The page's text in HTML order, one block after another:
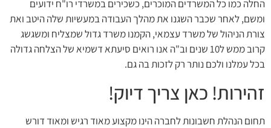
החלה כמו כל המשרדים המוכרים, כשכירים במשרדי רו"ח ידועים
ומשם, לאחר שכבר השגנו את מהלך העבודה במעשיות שלה היטב ואת
צורת הניהול של משרד עצמאי, הקמנו משרד גדול שמצליח ומשגשג
קרוב ממש ל10 שנים וב"ה אנו רואים סיעתא דשמיא של הצלחה גדולה
בכל עמלנו ולכם נותר רק לזכות בה גם.
זהירות! כאן צריך דיוק!
תחום הנהלת חשבונות לחברה הינו מקצוע מאוד רגיש ומאוד דורש